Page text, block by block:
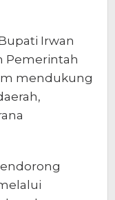
Irwan
Pemerintah
mendukung